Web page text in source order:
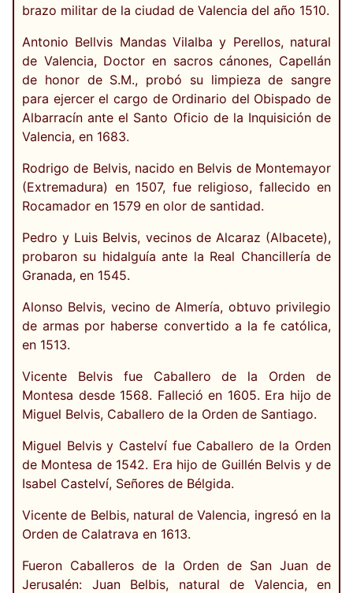
brazo militar de la ciudad de Valencia del año 1510.
Antonio Bellvis Mandas Vilalba y Perellos, natural
de Valencia, Doctor en sacros cánones, Capellán
de honor de S.M., probó su limpieza de sangre
para ejercer el cargo de Ordinario del Obispado de
Albarracín ante el Santo Oficio de la Inquisición de
Valencia, en 1683.
Rodrigo de Belvis, nacido en Belvis de Montemayor
(Extremadura) en 1507, fue religioso, fallecido en
Rocamador en 1579 en olor de santidad.
Pedro y Luis Belvis, vecinos de Alcaraz (Albacete),
probaron su hidalguía ante la Real Chancillería de
Granada, en 1545.
Alonso Belvis, vecino de Almería, obtuvo privilegio
de armas por haberse convertido a la fe católica,
en 1513.
Vicente Belvis fue Caballero de la Orden de
Montesa desde 1568. Falleció en 1605. Era hijo de
Miguel Belvis, Caballero de la Orden de Santiago.
Miguel Belvis y Castelví fue Caballero de la Orden
de Montesa de 1542. Era hijo de Guillén Belvis y de
Isabel Castelví, Señores de Bélgida.
Vicente de Belbis, natural de Valencia, ingresó en la
Orden de Calatrava en 1613.
Fueron Caballeros de la Orden de San Juan de
Jerusalén: Juan Belbis, natural de Valencia, en